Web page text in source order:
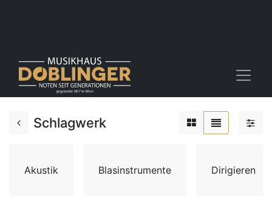
Schlagwerk
Akustik Blasinstrumente Dirigieren